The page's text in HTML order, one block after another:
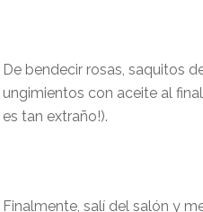
De bendecir rosas, saquitos
ungimientos con aceite al
es tan extraño!).
Finalmente, salí del salón y